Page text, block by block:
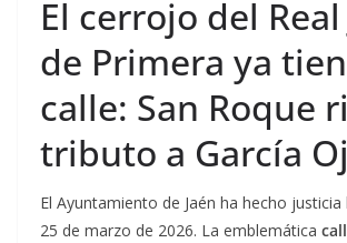
El cerrojo del Real
de Primera ya
calle: San Roque
tributo a García
El Ayuntamiento de Jaén ha hecho
25 de marzo de 2026. La emblemática